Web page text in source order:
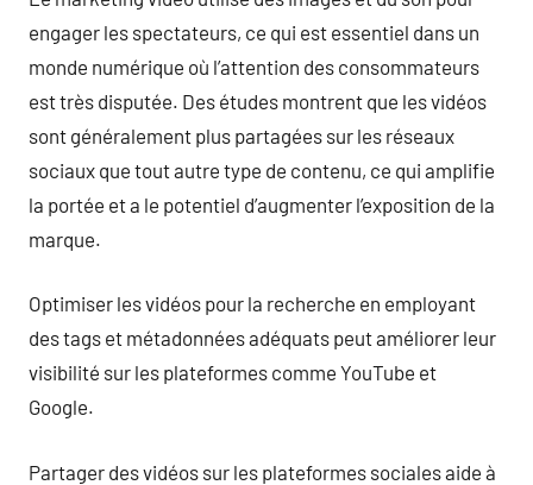
engager les spectateurs, ce qui est essentiel dans un
monde numérique où l’attention des consommateurs
est très disputée. Des études montrent que les vidéos
sont généralement plus partagées sur les réseaux
sociaux que tout autre type de contenu, ce qui amplifie
la portée et a le potentiel d’augmenter l’exposition de la
marque.
Optimiser les vidéos pour la recherche en employant
des tags et métadonnées adéquats peut améliorer leur
visibilité sur les plateformes comme YouTube et
Google.
Partager des vidéos sur les plateformes sociales aide à